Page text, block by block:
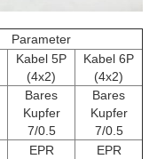
Parameter
Kabel 5P
(4x2)
Kabel 6P
(4x2)
Bares
Kupfer
7/0.5
Bares
Kupfer
7/0.5
EPR
EPR